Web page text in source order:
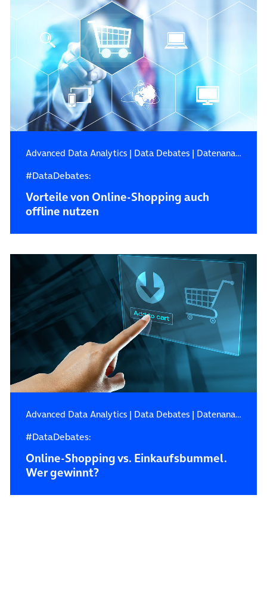
Advanced Data Analytics| Data Debates| Datenanalyse
#DataDebates:
Vorteile von Online-Shopping auch
offline nutzen
Advanced Data Analytics| Data Debates| Datenanalyse
#DataDebates:
Online-Shopping vs. Einkaufsbummel.
Wer gewinnt?